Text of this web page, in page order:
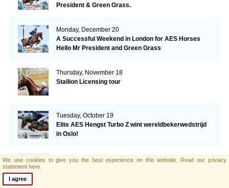
President & Green Grass.
Monday, December 20
A Successful Weekend in London for AES Horses
Hello Mr President and Green Grass
Thursday, November 18
Stallion Licensing tour
Tuesday, October 19
Elite AES Hengst Turbo Z wint wereldbekerwedstrijd
in Oslo!
Tuesday, September 28
We use cookies to give you the best experience on this website. Read our privacy
statement here.
I agree